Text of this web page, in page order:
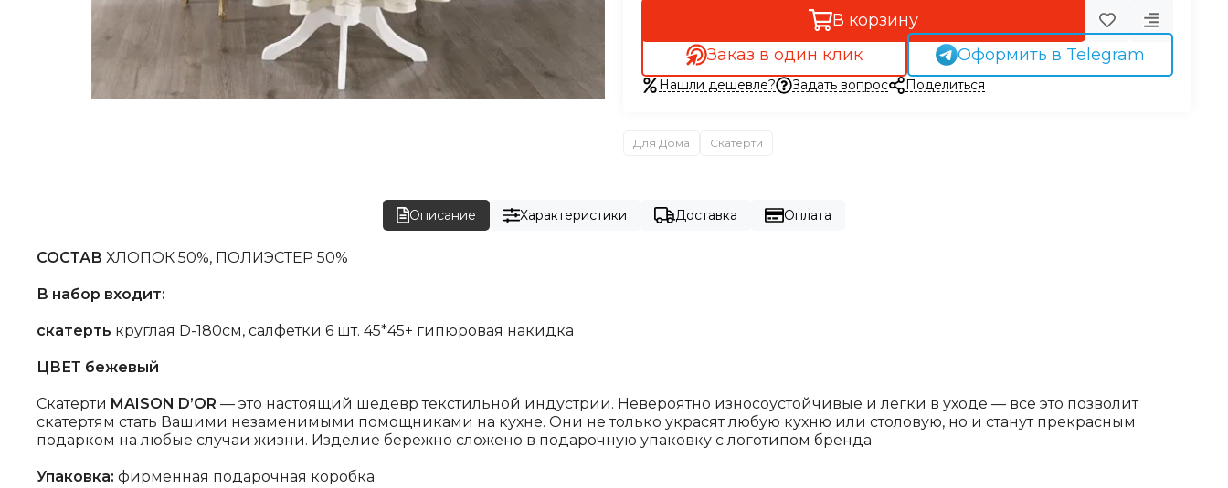
В корзину
Заказ в один клик
Оформить в Telegram
Нашли дешевле? Задать вопрос Поделиться
Для Дома Скатерти
Описание Характеристики Доставка Оплата
СОСТАВ ХЛОПОК 50%, ПОЛИЭСТЕР 50%
В набор входит:
скатерть круглая D-180см, салфетки 6 шт. 45*45+ гипюровая накидка
ЦВЕТ бежевый
Скатерти MAISON D’OR — это настоящий шедевр текстильной индустрии. Невероятно износоустойчивые и легки в уходе — все это позволит
скатертям стать Вашими незаменимыми помощниками на кухне. Они не только украсят любую кухню или столовую, но и станут прекрасным
подарком на любые случаи жизни. Изделие бережно сложено в подарочную упаковку с логотипом бренда
Упаковка: фирменная подарочная коробка